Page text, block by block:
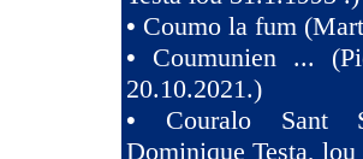
• Coumo la fum
• Coumunien ...
20.10.2021.)
• Couralo Sant
Dominique Testa,